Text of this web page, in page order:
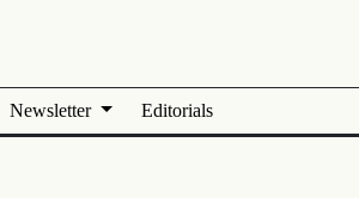
Newsletter Editorials